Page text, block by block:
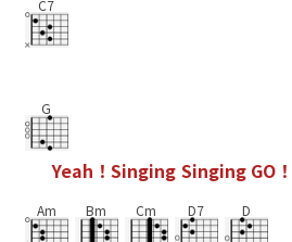
C7
G
Yeah ！ Singing Singing GO ！
Am Bm Cm D7 D